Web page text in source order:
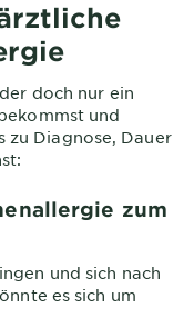
doch nur ein
und
zu Diagnose, Dauer
zum
und sich nach
es sich um